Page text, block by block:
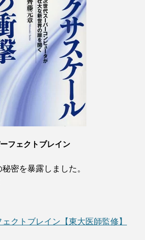
フェクトブレイン
密を暴露しました。
クトブレイン【東大医師監修】